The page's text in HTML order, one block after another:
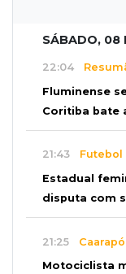
SÁBADO, 08
22:04
Fluminense
Coritiba bate
21:43 Futebol
Estadual
disputa com
21:25 Caarapó
Motociclista